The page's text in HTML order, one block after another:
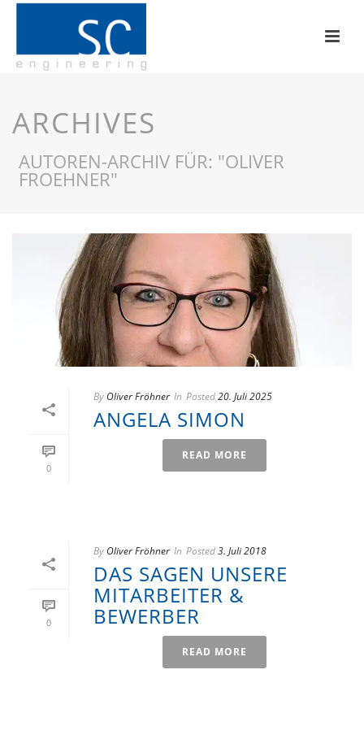
ARCHIVES
AUTOREN-ARCHIV FÜR: "OLIVER
FROEHNER"
0
By Oliver Fröhner In Posted20. Juli 2025
ANGELA SIMON
READ MORE
0
By Oliver Fröhner In Posted3. Juli 2018
DAS SAGEN UNSERE
MITARBEITER &
BEWERBER
READ MORE